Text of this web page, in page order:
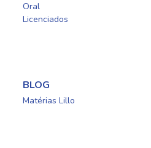
Oral​
Licenciados​
BLOG
Matérias Lillo